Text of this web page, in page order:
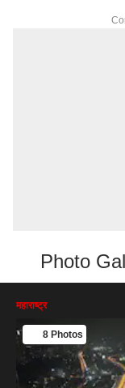
Photo
महाराष्ट्र
8 Photos